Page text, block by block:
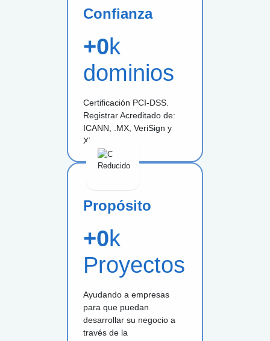
Confianza
+0k
dominios
Certificación PCI-DSS.
Registrar Acreditado de:
ICANN, .MX, VeriSign y
XYZ.
Propósito
+0k
Proyectos
Ayudando a empresas
para que puedan
desarrollar su negocio a
través de la